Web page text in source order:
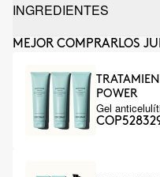
INGREDIENTES
MEJOR COMPRARLOS
POWER
Gel